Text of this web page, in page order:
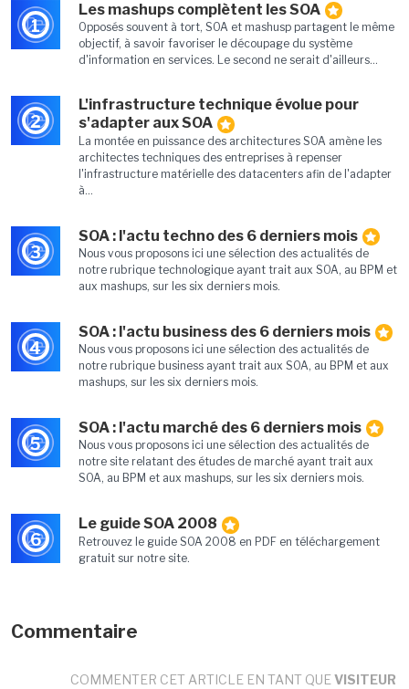
1
Les mashups complètent les SOA
Opposés souvent à tort, SOA et mashusp partagent le même
objectif, à savoir favoriser le découpage du système
d'information en services. Le second ne serait d'ailleurs...
2
L'infrastructure technique évolue pour
s'adapter aux SOA
La montée en puissance des architectures SOA amène les
architectes techniques des entreprises à repenser
l'infrastructure matérielle des datacenters afin de l'adapter
à...
3
SOA : l'actu techno des 6 derniers mois
Nous vous proposons ici une sélection des actualités de
notre rubrique technologique ayant trait aux SOA, au BPM et
aux mashups, sur les six derniers mois.
4
SOA : l'actu business des 6 derniers mois
Nous vous proposons ici une sélection des actualités de
notre rubrique business ayant trait aux SOA, au BPM et aux
mashups, sur les six derniers mois.
5
SOA : l'actu marché des 6 derniers mois
Nous vous proposons ici une sélection des actualités de
notre site relatant des études de marché ayant trait aux
SOA, au BPM et aux mashups, sur les six derniers mois.
6
Le guide SOA 2008
Retrouvez le guide SOA 2008 en PDF en téléchargement
gratuit sur notre site.
Commentaire
COMMENTER CET ARTICLE EN TANT QUE VISITEUR